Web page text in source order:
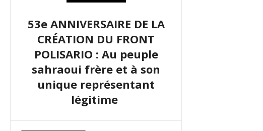
53e ANNIVERSAIRE DE LA
CRÉATION DU FRONT
POLISARIO : Au peuple
sahraoui frère et à son
unique représentant
légitime